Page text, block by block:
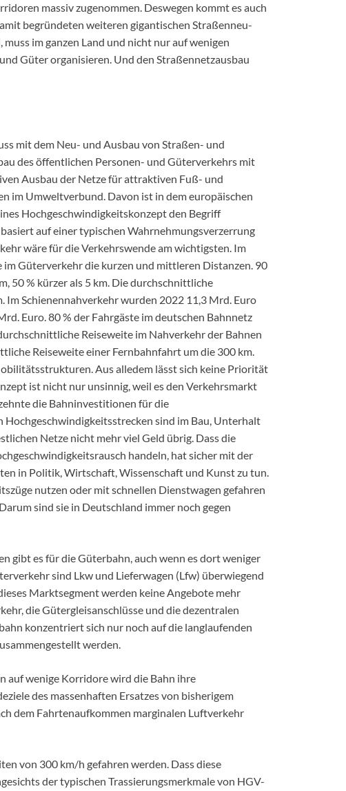
massiv zugenommen. Deswegen kommt es auch
begründeten weiteren gigantischen Straßenneu-
im ganzen Land und nicht nur auf wenigen
Güter organisieren. Und den Straßennetzausbau
mit dem Neu- und Ausbau von Straßen- und
des öffentlichen Personen- und Güterverkehrs mit
Ausbau der Netze für attraktiven Fuß- und
im Umweltverbund. Davon ist in dem europäischen
Hochgeschwindigkeitskonzept den Begriff
auf einer typischen Wahrnehmungsverzerrung
wäre für die Verkehrswende am wichtigsten. Im
Güterverkehr die kurzen und mittleren Distanzen. 90
50 % kürzer als 5 km. Die durchschnittliche
Schienennahverkehr wurden 2022 11,3 Mrd. Euro
Euro. 80 % der Fahrgäste im deutschen Bahnnetz
Reiseweite im Nahverkehr der Bahnen
Reiseweite einer Fernbahnfahrt um die 300 km.
Aus alledem lässt sich keine Priorität
ist nicht nur unsinnig, weil es den Verkehrsmarkt
die Bahninvestitionen für die
sind im Bau, Unterhalt
Netze nicht mehr viel Geld übrig. Dass die
handeln, hat sicher mit der
in Politik, Wirtschaft, Wissenschaft und Kunst zu tun.
nutzen oder mit schnellen Dienstwagen gefahren
sind sie in Deutschland immer noch gegen
gibt es für die Güterbahn, auch wenn es dort weniger
sind Lkw und Lieferwagen (Lfw) überwiegend
Marktsegment werden keine Angebote mehr
die Gütergleisanschlüsse und die dezentralen
konzentriert sich nur noch auf die langlaufenden
werden.
wenige Korridore wird die Bahn ihre
des massenhaften Ersatzes von bisherigem
dem Fahrtenaufkommen marginalen Luftverkehr
von 300 km/h gefahren werden. Dass diese
der typischen Trassierungsmerkmale von HGV-